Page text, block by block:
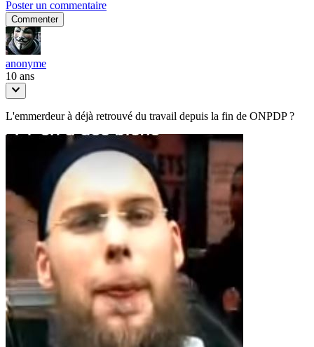
Poster un commentaire
Commenter
anonyme
10 ans
L'emmerdeur à déjà retrouvé du travail depuis la fin de ONPDP ?